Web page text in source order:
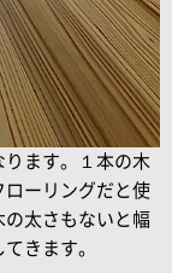
ます。１本の木
ローリングだと使
太さもないと幅
きます。